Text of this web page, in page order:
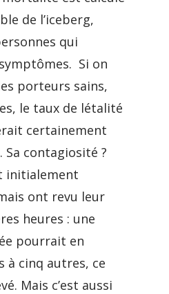
de l’iceberg,
qui
Si on
porteurs sains,
le taux de létalité
certainement
contagiosité ?
initialement
ont revu leur
heures : une
pourrait en
à cinq autres, ce
Mais c’est aussi